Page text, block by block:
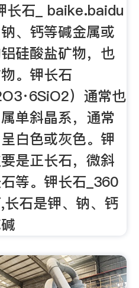
长石_ baike.baidu
、钙等碱金属或
硅酸盐矿物，也
。钾长石
）通常也
单斜晶系，通常
白色或灰色。钾
是正长石，微斜
等。钾长石_360
长石是钾、钠、钙